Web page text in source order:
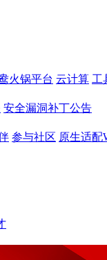
火锅平台 云计算 工
安全漏洞补丁公告
参与社区 原生适配